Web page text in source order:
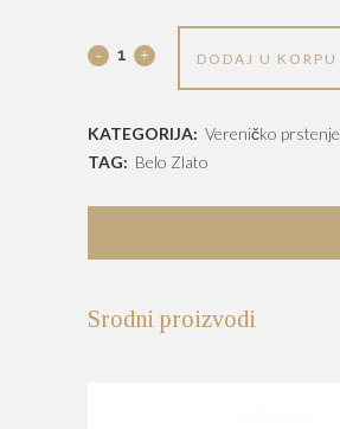
Verenički
-
DODAJ U KORPU
KATEGORIJA: Vereničko prstenje
TAG: Belo Zlato
Srodni proizvodi